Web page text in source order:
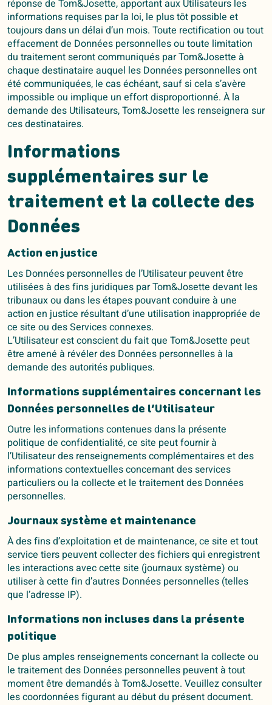
réponse de Tom&Josette, apportant aux Utilisateurs les
informations requises par la loi, le plus tôt possible et
toujours dans un délai d’un mois. Toute rectification ou tout
effacement de Données personnelles ou toute limitation
du traitement seront communiqués par Tom&Josette à
chaque destinataire auquel les Données personnelles ont
été communiquées, le cas échéant, sauf si cela s’avère
impossible ou implique un effort disproportionné. À la
demande des Utilisateurs, Tom&Josette les renseignera sur
ces destinataires.
Informations
supplémentaires sur le
traitement et la collecte des
Données
Action en justice
Les Données personnelles de l’Utilisateur peuvent être
utilisées à des fins juridiques par Tom&Josette devant les
tribunaux ou dans les étapes pouvant conduire à une
action en justice résultant d’une utilisation inappropriée de
ce site ou des Services connexes.
L’Utilisateur est conscient du fait que Tom&Josette peut
être amené à révéler des Données personnelles à la
demande des autorités publiques.
Informations supplémentaires concernant les
Données personnelles de l’Utilisateur
Outre les informations contenues dans la présente
politique de confidentialité, ce site peut fournir à
l’Utilisateur des renseignements complémentaires et des
informations contextuelles concernant des services
particuliers ou la collecte et le traitement des Données
personnelles.
Journaux système et maintenance
À des fins d’exploitation et de maintenance, ce site et tout
service tiers peuvent collecter des fichiers qui enregistrent
les interactions avec cette site (journaux système) ou
utiliser à cette fin d’autres Données personnelles (telles
que l’adresse IP).
Informations non incluses dans la présente
politique
De plus amples renseignements concernant la collecte ou
le traitement des Données personnelles peuvent à tout
moment être demandés à Tom&Josette. Veuillez consulter
les coordonnées figurant au début du présent document.